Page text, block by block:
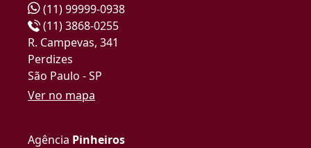
(11) 99999-0938
(11) 3868-0255
R. Campevas, 341
Perdizes
São Paulo - SP
Ver no mapa
Agência Pinheiros